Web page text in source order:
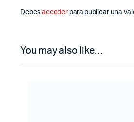
Debes accederpara publicar una
You may also like…